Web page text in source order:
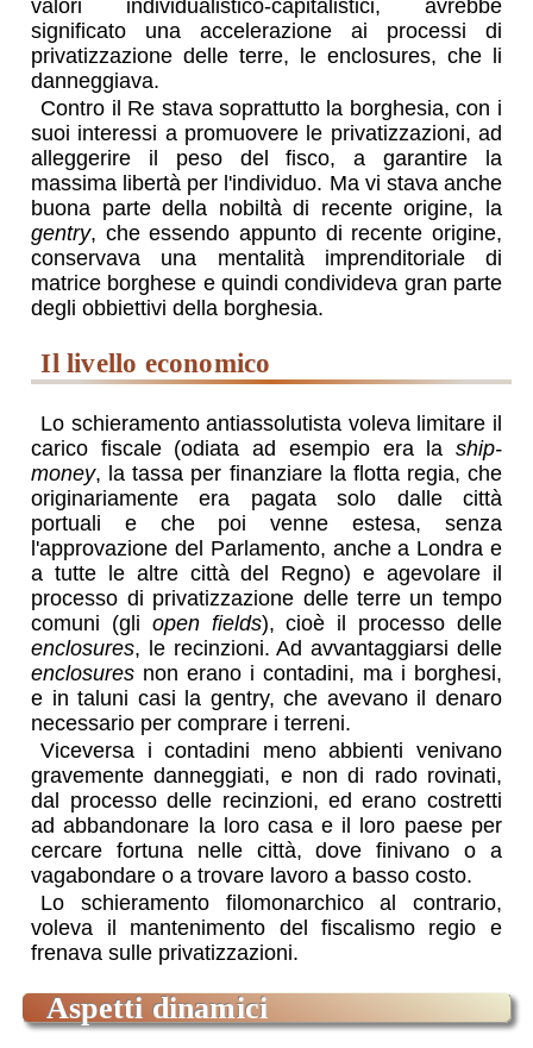
valori individualistico-capitalistici, avrebbe
significato una accelerazione ai processi di
privatizzazione delle terre, le enclosures, che li
danneggiava.
Contro il Re stava soprattutto la borghesia, con i
suoi interessi a promuovere le privatizzazioni, ad
alleggerire il peso del fisco, a garantire la
massima libertà per l'individuo. Ma vi stava anche
buona parte della nobiltà di recente origine, la
gentry, che essendo appunto di recente origine,
conservava una mentalità imprenditoriale di
matrice borghese e quindi condivideva gran parte
degli obbiettivi della borghesia.
il livello economico
Lo schieramento antiassolutista voleva limitare il
carico fiscale (odiata ad esempio era la ship-
money, la tassa per finanziare la flotta regia, che
originariamente era pagata solo dalle città
portuali e che poi venne estesa, senza
l'approvazione del Parlamento, anche a Londra e
a tutte le altre città del Regno) e agevolare il
processo di privatizzazione delle terre un tempo
comuni (gli open fields), cioè il processo delle
enclosures, le recinzioni. Ad avvantaggiarsi delle
enclosures non erano i contadini, ma i borghesi,
e in taluni casi la gentry, che avevano il denaro
necessario per comprare i terreni.
Viceversa i contadini meno abbienti venivano
gravemente danneggiati, e non di rado rovinati,
dal processo delle recinzioni, ed erano costretti
ad abbandonare la loro casa e il loro paese per
cercare fortuna nelle città, dove finivano o a
vagabondare o a trovare lavoro a basso costo.
Lo schieramento filomonarchico al contrario,
voleva il mantenimento del fiscalismo regio e
frenava sulle privatizzazioni.
aspetti dinamici